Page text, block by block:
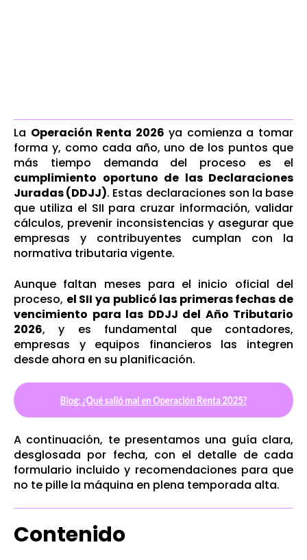
La Operación Renta 2026 ya comienza a tomar
forma y, como cada año, uno de los puntos que
más tiempo demanda del proceso es el
cumplimiento oportuno de las Declaraciones
Juradas (DDJJ). Estas declaraciones son la base
que utiliza el SII para cruzar información, validar
cálculos, prevenir inconsistencias y asegurar que
empresas y contribuyentes cumplan con la
normativa tributaria vigente.
Aunque faltan meses para el inicio oficial del
proceso, el SII ya publicó las primeras fechas de
vencimiento para las DDJJ del Año Tributario
2026, y es fundamental que contadores,
empresas y equipos financieros las integren
desde ahora en su planificación.
A continuación, te presentamos una guía clara,
desglosada por fecha, con el detalle de cada
formulario incluido y recomendaciones para que
no te pille la máquina en plena temporada alta.
Contenido